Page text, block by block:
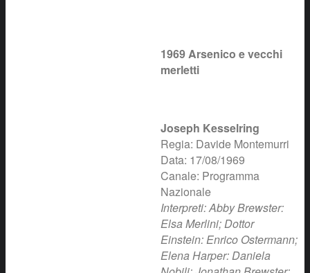
1969 Arsenico e vecchi
merletti
Joseph Kesselring
Regia: Davide Montemurri
Data: 17/08/1969
Canale: Programma
Nazionale
Interpreti: Abby Brewster:
Elsa Merlini; Dottor
Einstein: Enrico Ostermann;
Elena Harper: Daniela